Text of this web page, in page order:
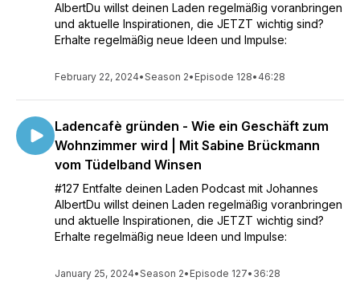
AlbertDu willst deinen Laden regelmäßig voranbringen
und aktuelle Inspirationen, die JETZT wichtig sind?
Erhalte regelmäßig neue Ideen und Impulse:
February 22, 2024•Season 2• Episode 128• 46:28
Ladencafè gründen - Wie ein Geschäft zum
Wohnzimmer wird | Mit Sabine Brückmann
vom Tüdelband Winsen
#127 Entfalte deinen Laden Podcast mit Johannes
AlbertDu willst deinen Laden regelmäßig voranbringen
und aktuelle Inspirationen, die JETZT wichtig sind?
Erhalte regelmäßig neue Ideen und Impulse:
January 25, 2024•Season 2• Episode 127• 36:28